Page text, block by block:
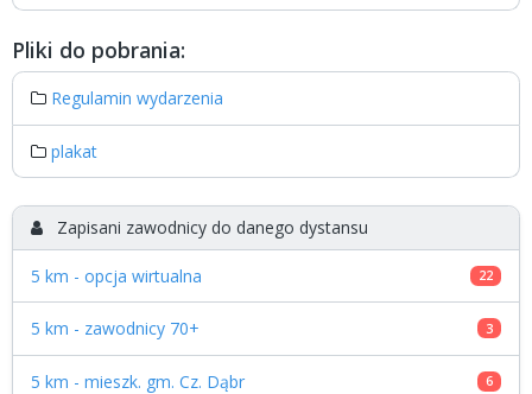
Pliki do pobrania:
Regulamin wydarzenia
plakat
Zapisani zawodnicy do danego dystansu
5 km - opcja wirtualna 22
5 km - zawodnicy 70+ 3
5 km - mieszk. gm. Cz. Dąbr 6